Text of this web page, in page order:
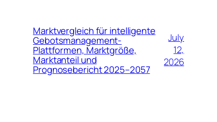
Marktvergleich für intelligente
Gebotsmanagement-
Plattformen, Marktgröße,
Marktanteil und
Prognosebericht 2025–2057
July
12,
2026